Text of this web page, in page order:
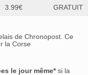
3.99€ GRATUIT
de Chronopost. Ce
la Corse
le jour même*si la